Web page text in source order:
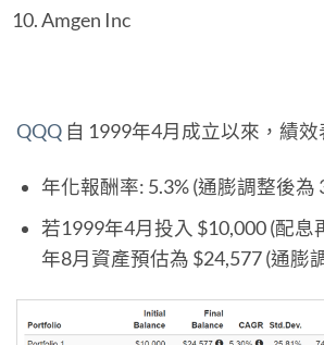
Amgen Inc
QQQ 自 1999年4月成立以來，績效
年化報酬率: 5.3% (通膨調整後為
若1999年4月投入 $10,000 (配息
年8月資產預估為 $24,577 (通膨